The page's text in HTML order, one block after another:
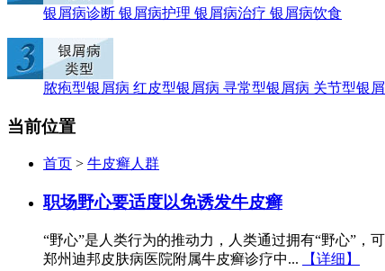
银屑病诊断 银屑病护理 银屑病治疗 银屑病饮食
脓疱型银屑病 红皮型银屑病 寻常型银屑病 关节型银
当前位置
首页 > 牛皮癣人群
职场野心要适度以免诱发牛皮癣
“野心”是人类行为的推动力，人类通过拥有“野心”，
郑州迪邦皮肤病医院附属牛皮癣诊疗中...
【详细】